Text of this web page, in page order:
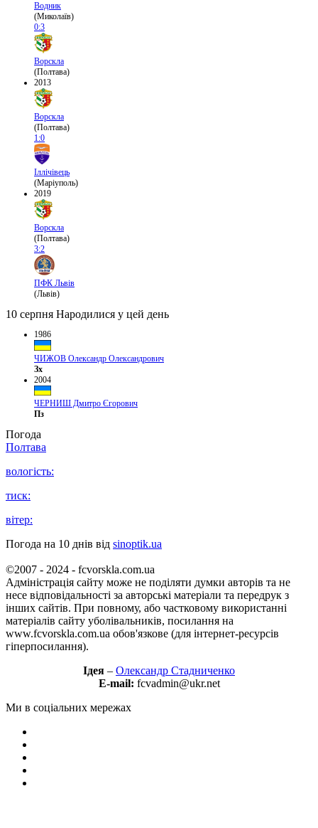
Водник
(Миколаїв)
0:3
Ворскла
(Полтава)
2013
Ворскла
(Полтава)
1:0
Іллічівець
(Маріуполь)
2019
Ворскла
(Полтава)
3:2
ПФК Львів
(Львів)
10 серпня Народилися у цей день
1986
ЧИЖОВ Олександр Олександрович
Зх
2004
ЧЕРНИШ Дмитро Єгорович
Пз
Погода
Полтава
вологість:
тиск:
вітер:
Погода на 10 днів від sinoptik.ua
©2007 - 2024 - fcvorskla.com.ua
Адміністрація сайту може не поділяти думки авторів та не
несе відповідальності за авторські матеріали та передрук з
інших сайтів. При повному, або частковому використанні
матеріалів сайту уболівальників, посилання на
www.fcvorskla.com.ua обов'язкове (для інтернет-ресурсів
гіперпосилання).
Ідея – Олександр Стадниченко
E-mail: fcvadmin@ukr.net
Ми в соціальних мережах